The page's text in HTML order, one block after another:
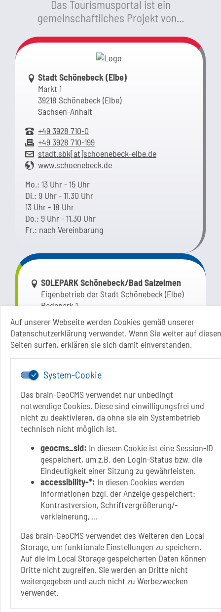
Auf unserer Webseite werden Cookies gemäß unserer
Datenschutzerklärung verwendet. Wenn Sie weiter auf diesen
Seiten surfen, erklären sie sich damit einverstanden.
System-Cookie
Das brain-GeoCMS verwendet nur unbedingt
notwendige Cookies. Diese sind einwilligungsfrei und
nicht zu deaktivieren, da ohne sie ein Systembetrieb
technisch nicht möglich ist.
geocms_sid: In diesem Cookie ist eine Session-ID
gespeichert, um z.B. den Login-Status bzw. die
Eindeutigkeit einer Sitzung zu gewährleisten.
accessibility-*: In diesen Cookies werden
Informationen bzgl. der Anzeige gespeichert:
Kontrastversion, Schriftvergrößerung/-
verkleinerung, ...
Das brain-GeoCMS verwendet des Weiteren den Local
Storage, um funktionale Einstellungen zu speichern.
Auf die im Local Storage gespeicherten Daten können
Dritte nicht zugreifen. Sie werden an Dritte nicht
weitergegeben und auch nicht zu Werbezwecken
verwendet.
Das Tourismusportal ist ein
gemeinschaftliches Projekt von...
Link zur Google-Maps Navigation
Stadt Schönebeck (Elbe)
Markt 1
39218 Schönebeck (Elbe)
Sachsen-Anhalt
+49 3928 710-0
+49 3928 710-199
stadt.sbk[at]schoenebeck-elbe.de
www.schoenebeck.de
Mo.: 13 Uhr - 15 Uhr
Di.: 9 Uhr - 11.30 Uhr
13 Uhr - 18 Uhr
Do.: 9 Uhr - 11.30 Uhr
Fr.: nach Vereinbarung
Folgt uns auf
INSTAGRAM
YOUTUBE
Link zur Google-Maps Navigation
SOLEPARK Schönebeck/Bad Salzelmen
Eigenbetrieb der Stadt Schönebeck (Elbe)
Badepark 1
39218 Schönebeck (Elbe)
+49 3928 7055-0
+49 3928 7055-42
info[at]solepark.de
www.visitschoenebeck.de
Infos zur Barrierefreiheit
Sie befinden sich hier Startseite
erkunden
Kunsthof Bad Salzelmen
Kontakt
Datenschutzerklärung